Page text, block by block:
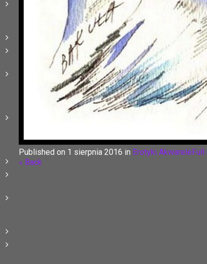
Published on 1 sierpnia 2016 in Erotyki Akwarele
« Back